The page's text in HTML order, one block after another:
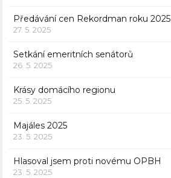
Předávání cen Rekordman roku 2025
27. 5. 2025
Setkání emeritních senátorů
26. 5. 2025
Krásy domácího regionu
25. 5. 2025
Majáles 2025
23. 5. 2025
Hlasoval jsem proti novému OPBH
23. 5. 2025